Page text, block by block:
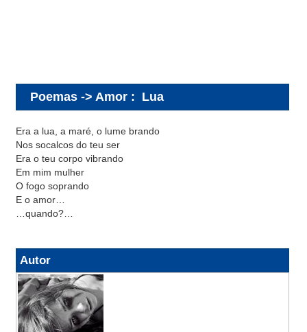
Poemas -> Amor : Lua
Era a lua, a maré, o lume brando
Nos socalcos do teu ser
Era o teu corpo vibrando
Em mim mulher
O fogo soprando
E o amor…
…quando?…
Autor